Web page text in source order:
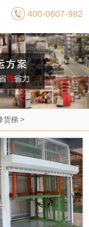
400-0607-982
货梯 >